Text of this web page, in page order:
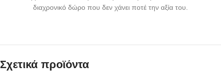
διαχρονικό δώρο που δεν χάνει ποτέ την αξία του.
Σχετικά προϊόντα